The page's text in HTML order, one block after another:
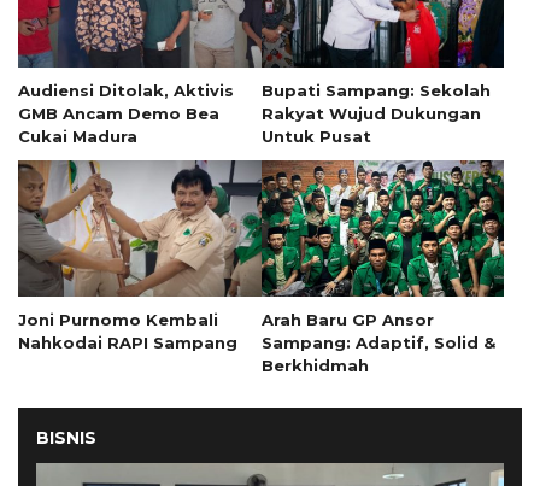
Audiensi Ditolak, Aktivis
GMB Ancam Demo Bea
Cukai Madura
Bupati Sampang: Sekolah
Rakyat Wujud Dukungan
Untuk Pusat
Joni Purnomo Kembali
Nahkodai RAPI Sampang
Arah Baru GP Ansor
Sampang: Adaptif, Solid &
Berkhidmah
BISNIS